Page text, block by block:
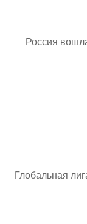
Россия
Глобальная